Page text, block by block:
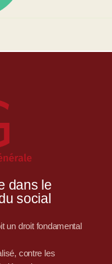
dans le
social
un droit fondamental
contre les